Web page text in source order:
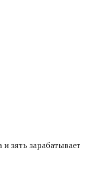
зять зарабатывает